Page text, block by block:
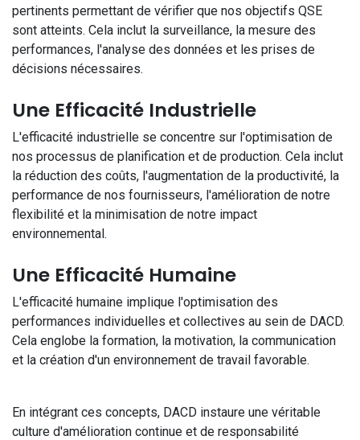
pertinents permettant de vérifier que nos objectifs QSE
sont atteints. Cela inclut la surveillance, la mesure des
performances, l'analyse des données et les prises de
décisions nécessaires.
Une Efficacité Industrielle
L'efficacité industrielle se concentre sur l'optimisation de
nos processus de planification et de production. Cela inclut
la réduction des coûts, l'augmentation de la productivité, la
performance de nos fournisseurs, l'amélioration de notre
flexibilité et la minimisation de notre impact
environnemental.
Une Efficacité Humaine
L'efficacité humaine implique l'optimisation des
performances individuelles et collectives au sein de DACD.
Cela englobe la formation, la motivation, la communication
et la création d'un environnement de travail favorable.
En intégrant ces concepts, DACD instaure une véritable
culture d'amélioration continue et de responsabilité